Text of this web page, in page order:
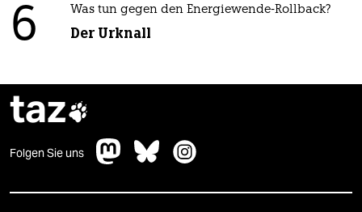
6 Was tun gegen den Energiewende-Rollback?
Der Urknall
taz
Folgen Sie uns